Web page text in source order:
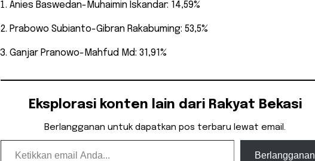
Anies Baswedan-Muhaimin Iskandar: 14,59%
Prabowo Subianto-Gibran Rakabuming: 53,5%
Ganjar Pranowo-Mahfud Md: 31,91%
Eksplorasi konten lain dari Rakyat Bekasi
Berlangganan untuk dapatkan pos terbaru lewat email.
Ketikkan email Anda...
Berlangganan